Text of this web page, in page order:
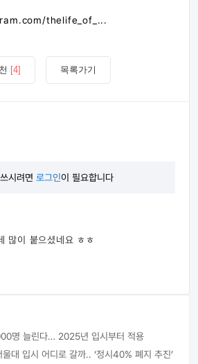
thelife_of_...
[4] 목록가기
시려면 로그인이 필요합니다
많이 붙으셨네요 ㅎㅎ
명 늘린다… 2025년 입시부터 적용
대 입시 어디로 갈까.. ‘정시40% 폐지 추진’